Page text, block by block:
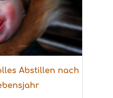
Abstillen nach